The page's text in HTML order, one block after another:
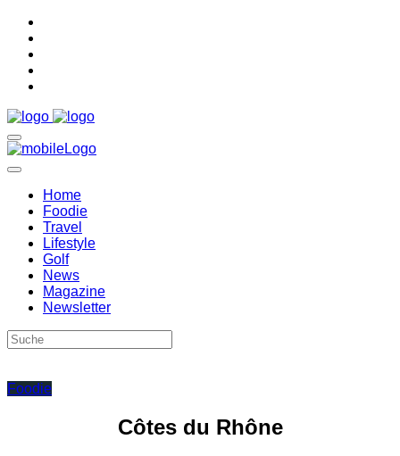
Home
Foodie
Travel
Lifestyle
Golf
News
Magazine
Newsletter
Foodie
Côtes du Rhône